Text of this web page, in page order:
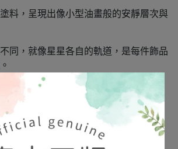
料，呈現出像小型油畫般的安靜層次與
同，就像星星各自的軌道，是每件飾品
口正品
日本 Broush Superior’s 公司正式授權的